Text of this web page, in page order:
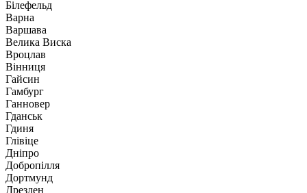
Білефельд
Варна
Варшава
Велика Виска
Вроцлав
Вінниця
Гайсин
Гамбург
Ганновер
Гданськ
Гдиня
Глівіце
Дніпро
Добропілля
Дортмунд
Дрезден